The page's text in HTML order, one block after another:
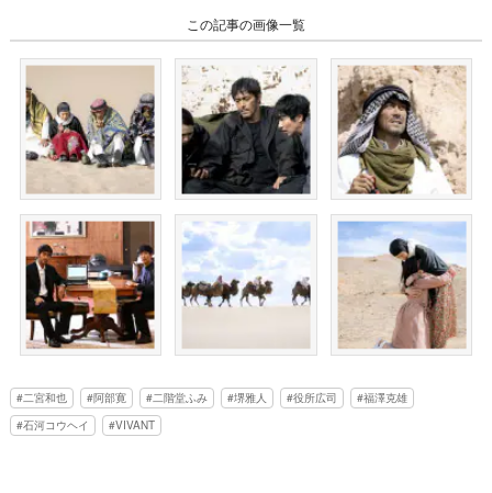
この記事の画像一覧
二宮和也 阿部寛 二階堂ふみ 堺雅人 役所広司
福澤克雄
石河コウヘイ
VIVANT